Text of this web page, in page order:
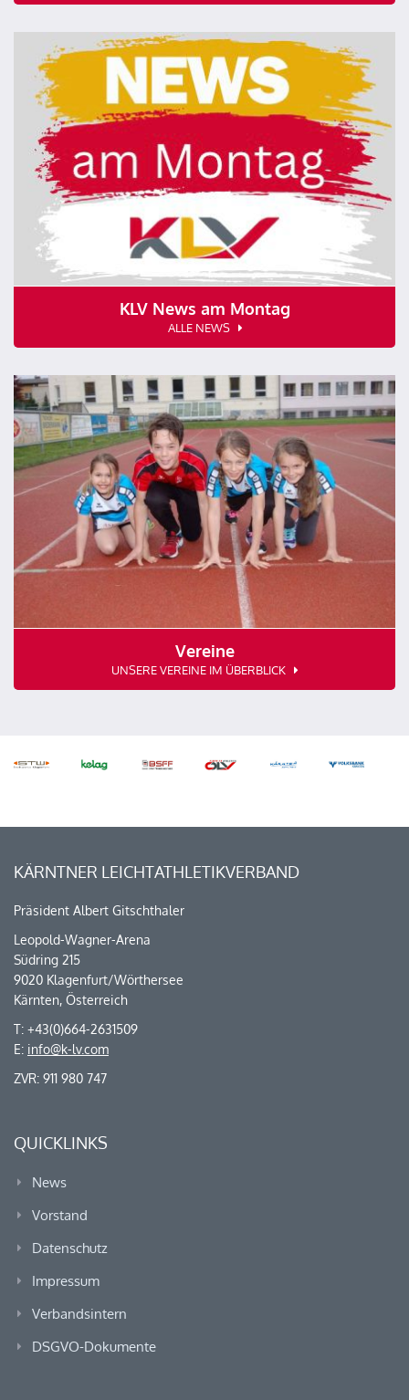
KLV News am Montag
ALLE NEWS
Vereine
UNSERE VEREINE IM ÜBERBLICK
KÄRNTNER LEICHTATHLETIKVERBAND
Präsident Albert Gitschthaler
Leopold-Wagner-Arena
Südring 215
9020 Klagenfurt/Wörthersee
Kärnten, Österreich
T: +43(0)664-2631509
E: info@k-lv.com
ZVR: 911 980 747
QUICKLINKS
News
Vorstand
Datenschutz
Impressum
Verbandsintern
DSGVO-Dokumente